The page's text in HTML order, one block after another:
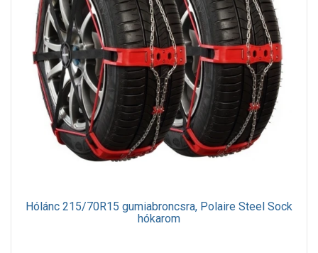
Hólánc 215/70R15 gumiabroncsra, Polaire Steel Sock
hókarom